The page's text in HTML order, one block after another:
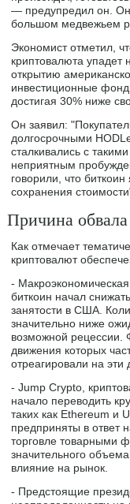
— предупредил он. Он
большом медвежьем
Экономист отметил,
криптовалюта упадет
открытию
инвестиционные
достигая 30% ниже
Он заявил:
долгосрочными
сталкивались с
неприятным
говорили, что
сохранения
Причина
Как отмечает
криптовалют
-
биткоин начал
занятости в США.
значительно ниже
возможной рецессии.
движения которых
отреагировали на
- Jump Crypto,
начало переводить
таких как Ethereum и
предприняты в ответ
торговле товарными
значительного
влияние на рынок.
- Предстоящие